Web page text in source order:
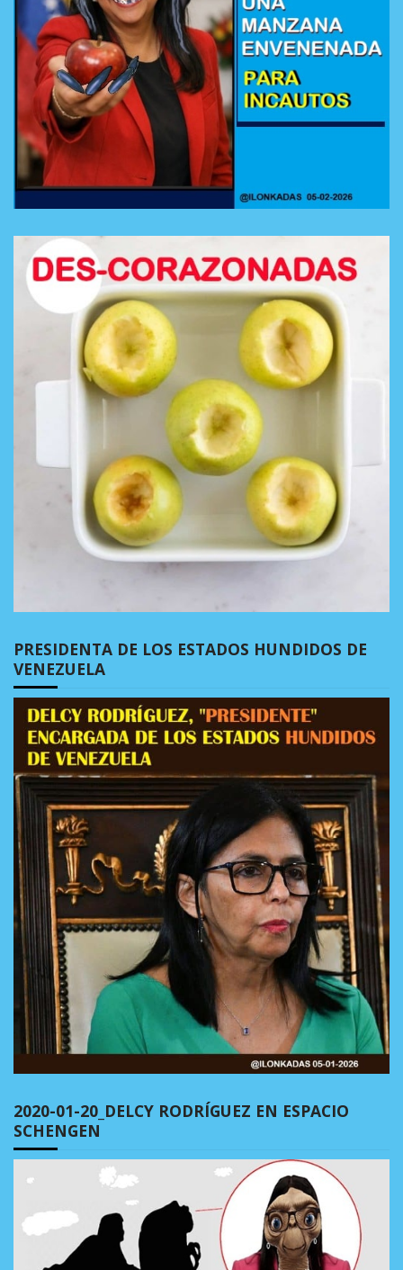
PRESIDENTA DE LOS ESTADOS HUNDIDOS DE
VENEZUELA
2020-01-20_DELCY RODRÍGUEZ EN ESPACIO
SCHENGEN